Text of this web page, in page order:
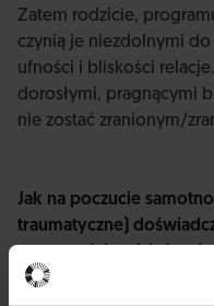
Zatem rodzicie,
czynią je niezdolnymi
ufności i bliskości
dorosłymi, pragnącymi
nie zostać zranionym/
Jak na poczucie
traumatyczne)
akceptacji, porzucenie